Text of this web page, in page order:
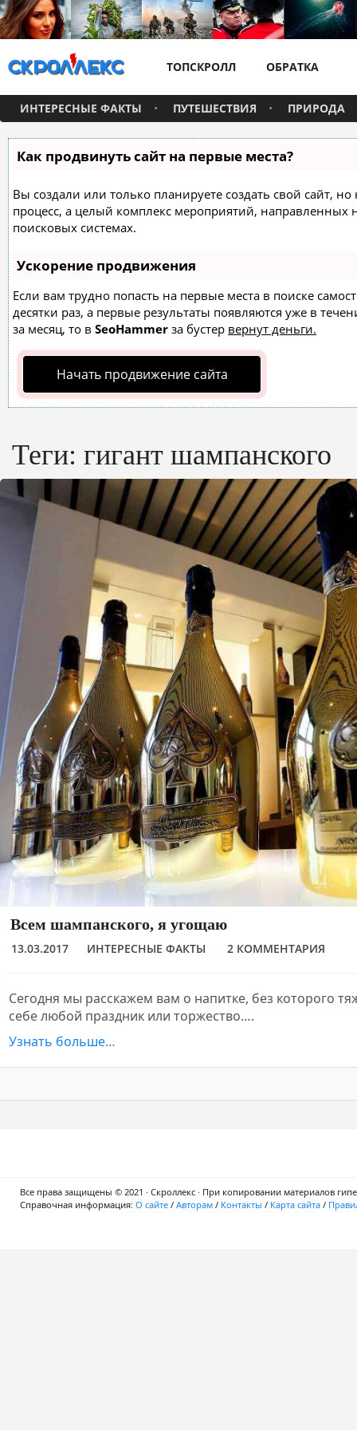
ТОПСКРОЛЛ ОБРАТКА
ИНТЕРЕСНЫЕ ФАКТЫ ПУТЕШЕСТВИЯ ПРИРОДА
Как продвинуть сайт на первые места?
Вы создали или только планируете создать свой сайт,
процесс, а целый комплекс мероприятий,
поисковых системах.
Ускорение продвижения
Если вам трудно попасть на первые места в поиске
десятки раз, а первые результаты появляются уже в
за месяц, то в SeoHammer за бустер вернут деньги.
Начать продвижение сайта
Теги: гигант шампанского
Всем шампанского, я угощаю
13.03.2017 ИНТЕРЕСНЫЕ ФАКТЫ 2 КОММЕНТАРИЯ
Сегодня мы расскажем вам о напитке, без которого
себе любой праздник или торжество….
Узнать больше…
Все права защищены © 2021 · Скроллекс · При копировании материалов
Справочная информация: О сайте / Авторам / Контакты / Карта сайта /